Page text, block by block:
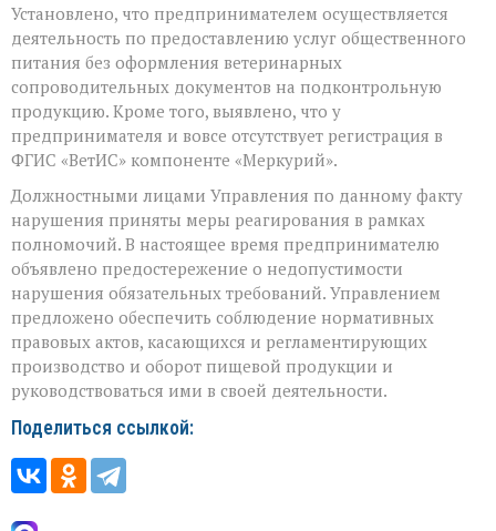
компоненте
«Меркурий»
Установлено, что предпринимателем осуществляется
деятельность по предоставлению услуг общественного
питания без оформления ветеринарных
сопроводительных документов на подконтрольную
продукцию. Кроме того, выявлено, что у
предпринимателя и вовсе отсутствует регистрация в
ФГИС «ВетИС» компоненте «Меркурий».
Должностными лицами Управления по данному факту
нарушения приняты меры реагирования в рамках
полномочий. В настоящее время предпринимателю
объявлено предостережение о недопустимости
нарушения обязательных требований. Управлением
предложено обеспечить соблюдение нормативных
правовых актов, касающихся и регламентирующих
производство и оборот пищевой продукции и
руководствоваться ими в своей деятельности.
Поделиться ссылкой: